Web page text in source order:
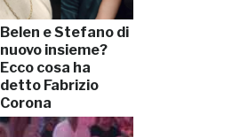
Belen e Stefano di
nuovo insieme?
Ecco cosa ha
detto Fabrizio
Corona